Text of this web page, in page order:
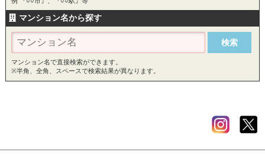
マンション名から探す
マンション名で直接検索ができます。
※半角、全角、スペースで検索結果が異なります。